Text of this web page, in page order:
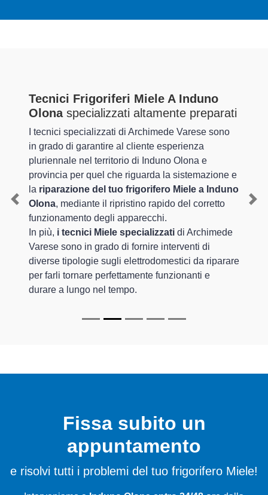
Tecnici Frigoriferi Miele A Induno
Olonaspecializzati altamente preparati
I tecnici specializzati di Archimede Varese sono
in grado di garantire al cliente esperienza
pluriennale nel territorio di Induno Olona e
provincia per quel che riguarda la sistemazione e
la riparazione del tuo frigorifero Miele a Induno
Olona, mediante il ripristino rapido del corretto
funzionamento degli apparecchi.
In più, i tecnici Miele specializzati di Archimede
Varese sono in grado di fornire interventi di
diverse tipologie sugli elettrodomestici da riparare
per farli tornare perfettamente funzionanti e
durare a lungo nel tempo.
Previous
Fissa subito un
appuntamento
e risolvi tutti i problemi del tuo frigorifero Miele!